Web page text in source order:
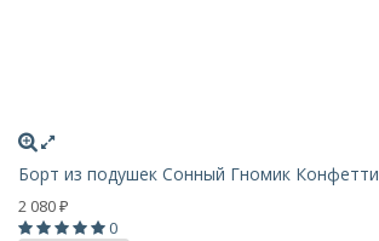
Борт из подушек Сонный Гномик Конфетти
2 080 ₽
0